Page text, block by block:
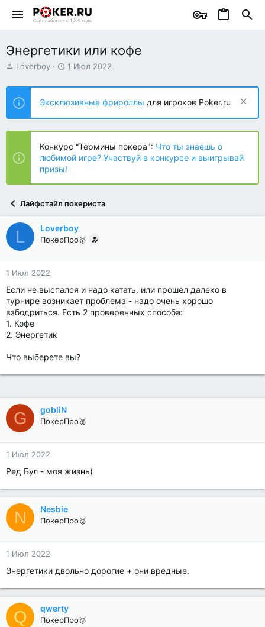
Энергетики или кофе
А
т
о
р
т
е
ы
Loverboy
Д
т
н
а
ч
л
а
1 Июл 2022
Эксклюзивные фрироллы для игроков Poker.ru
Конкурс “Термины покера": Что ты знаешь о
любимой игре? Участвуй в конкурсе и выигрывай
призы!
Лайфстайл покериста
L Loverboy
ПокерПро🥇
1 Июл 2022
Если не выспался и надо катать, или прошел далеко в
турнире возникает проблема - надо очень хорошо
взбодриться. Есть 2 проверенных способа:
1. Кофе
2. Энергетик
Что выберете вы?
G gobliN
ПокерПро🥈
1 Июл 2022
Ред Бул - моя жизнь)
N Nesbie
ПокерПро🥈
1 Июл 2022
Энергетики двольно дорогие + они вредные.
Q qwerty
ПокерПро🥈